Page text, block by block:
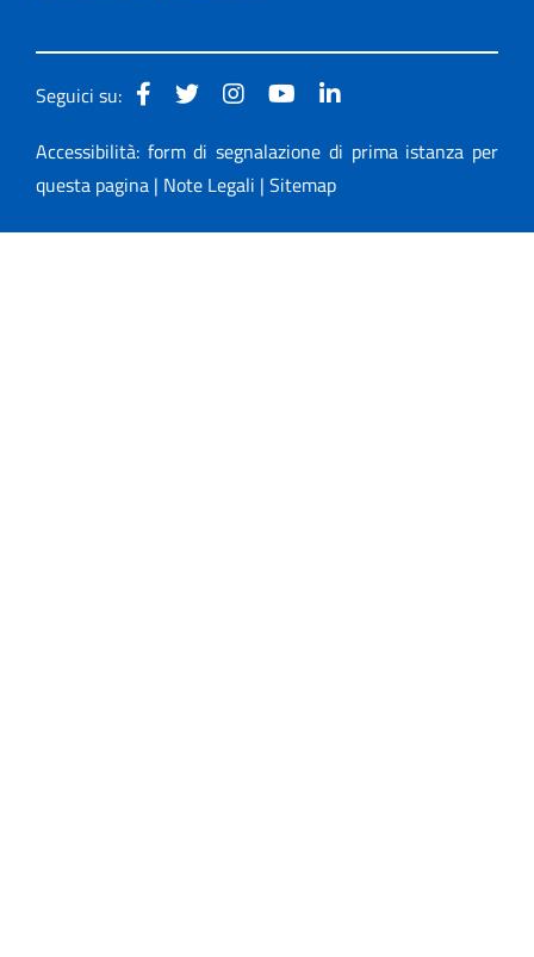
Seguici su:
Accessibilità: form di segnalazione di prima istanza per
questa pagina | Note Legali | Sitemap